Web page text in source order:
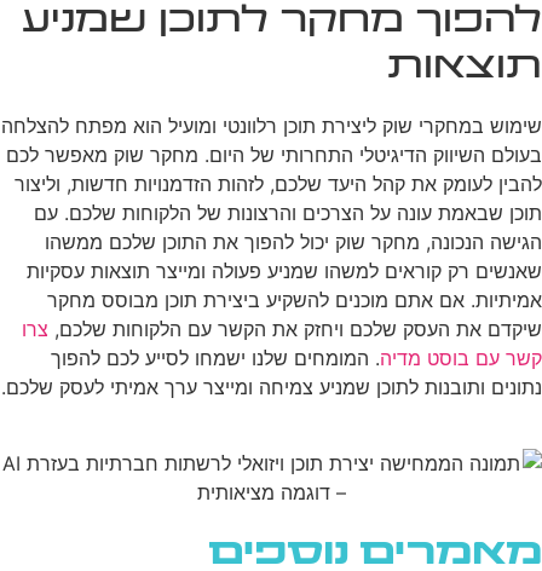
להפוך מחקר לתוכן שמניע
תוצאות
שימוש במחקרי שוק ליצירת תוכן רלוונטי ומועיל הוא מפתח להצלחה
בעולם השיווק הדיגיטלי התחרותי של היום. מחקר שוק מאפשר לכם
להבין לעומק את קהל היעד שלכם, לזהות הזדמנויות חדשות, וליצור
תוכן שבאמת עונה על הצרכים והרצונות של הלקוחות שלכם. עם
הגישה הנכונה, מחקר שוק יכול להפוך את התוכן שלכם ממשהו
שאנשים רק קוראים למשהו שמניע פעולה ומייצר תוצאות עסקיות
אמיתיות. אם אתם מוכנים להשקיע ביצירת תוכן מבוסס מחקר
שיקדם את העסק שלכם ויחזק את הקשר עם הלקוחות שלכם, צרו
קשר עם בוסט מדיה. המומחים שלנו ישמחו לסייע לכם להפוך
נתונים ותובנות לתוכן שמניע צמיחה ומייצר ערך אמיתי לעסק שלכם.
מאמרים נוספים